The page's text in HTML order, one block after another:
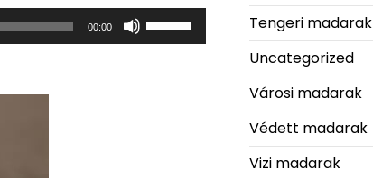
00:00
Tengeri madarak
Uncategorized
Városi madarak
Védett madarak
Vizi madarak